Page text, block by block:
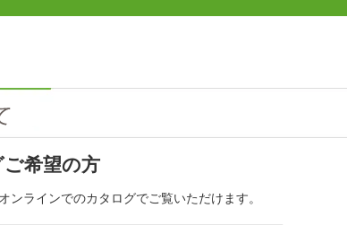
希望の方
ンラインでのカタログでご覧いただけます。